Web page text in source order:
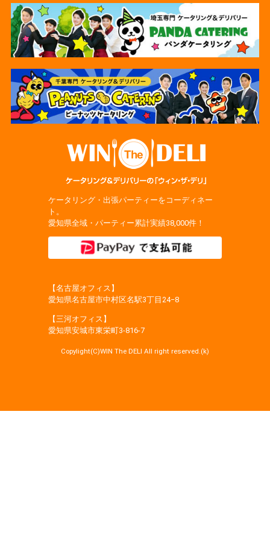
ケータリング・出張パーティーをコーディネー
ト。
愛知県全域・パーティー累計実績38,000件！
【名古屋オフィス】
愛知県名古屋市中村区名駅3丁目24−8
【三河オフィス】
愛知県安城市東栄町3‐816‐7
Copylight(C)WIN The DELI All right reserved.(k)